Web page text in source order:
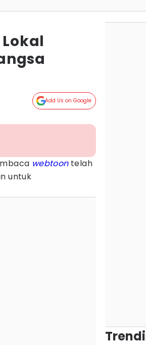
Add Us on Google
webtoontelah
untuk